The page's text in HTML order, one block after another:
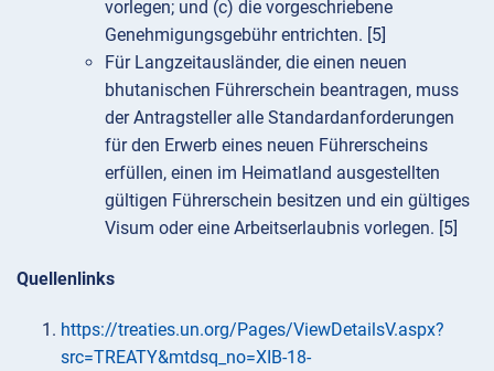
vorlegen; und (c) die vorgeschriebene
Genehmigungsgebühr entrichten. [5]
Für Langzeitausländer, die einen neuen
bhutanischen Führerschein beantragen, muss
der Antragsteller alle Standardanforderungen
für den Erwerb eines neuen Führerscheins
erfüllen, einen im Heimatland ausgestellten
gültigen Führerschein besitzen und ein gültiges
Visum oder eine Arbeitserlaubnis vorlegen. [5]
Quellenlinks
https://treaties.un.org/Pages/ViewDetailsV.aspx?
src=TREATY&mtdsq_no=XIB-18-